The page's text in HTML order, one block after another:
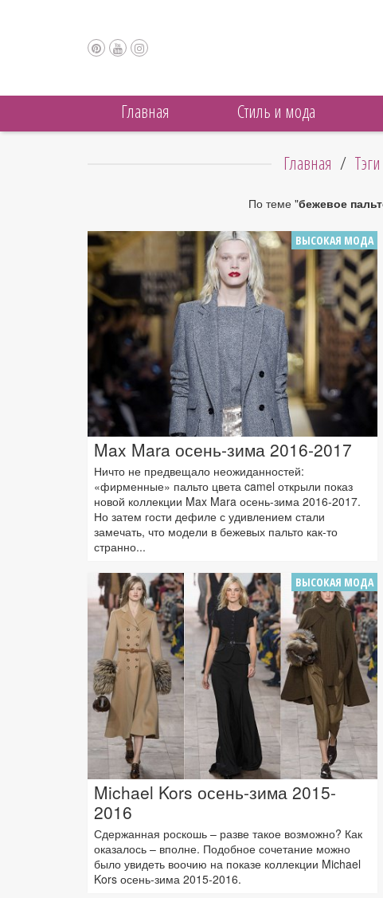
Главная Cтиль и мода
Главная / Тэги
По теме "бежевое
ВЫСОКАЯ МОДА
Max Mara осень-зима 2016-2017
Ничто не предвещало неожиданностей:
«фирменные» пальто цвета camel открыли показ
новой коллекции Max Mara осень-зима 2016-2017.
Но затем гости дефиле с удивлением стали
замечать, что модели в бежевых пальто как-то
странно...
ВЫСОКАЯ МОДА
Michael Kors осень-зима 2015-
2016
Сдержанная роскошь – разве такое возможно? Как
оказалось – вполне. Подобное сочетание можно
было увидеть воочию на показе коллекции Michael
Kors осень-зима 2015-2016.